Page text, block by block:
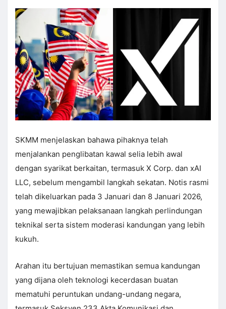
SKMM menjelaskan bahawa pihaknya telah
menjalankan penglibatan kawal selia lebih awal
dengan syarikat berkaitan, termasuk X Corp. dan xAI
LLC, sebelum mengambil langkah sekatan. Notis rasmi
telah dikeluarkan pada 3 Januari dan 8 Januari 2026,
yang mewajibkan pelaksanaan langkah perlindungan
teknikal serta sistem moderasi kandungan yang lebih
kukuh.
Arahan itu bertujuan memastikan semua kandungan
yang dijana oleh teknologi kecerdasan buatan
mematuhi peruntukan undang-undang negara,